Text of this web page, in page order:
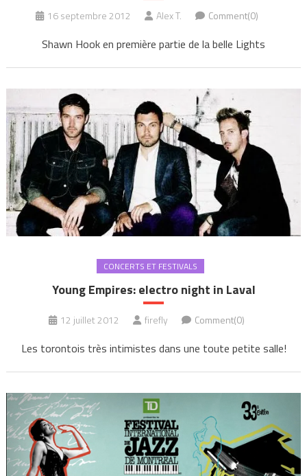
16 septembre 2012 Alex T. Comment(0)
Shawn Hook en première partie de la belle Lights
CONCERTS ET FESTIVALS
Young Empires: electro night in Laval
12 juillet 2012 firefly Comment(0)
Les torontois très intimistes dans une toute petite salle!